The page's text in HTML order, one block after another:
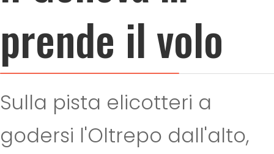
prende il volo
Sulla pista elicotteri a
godersi l'Oltrepo dall'alto,